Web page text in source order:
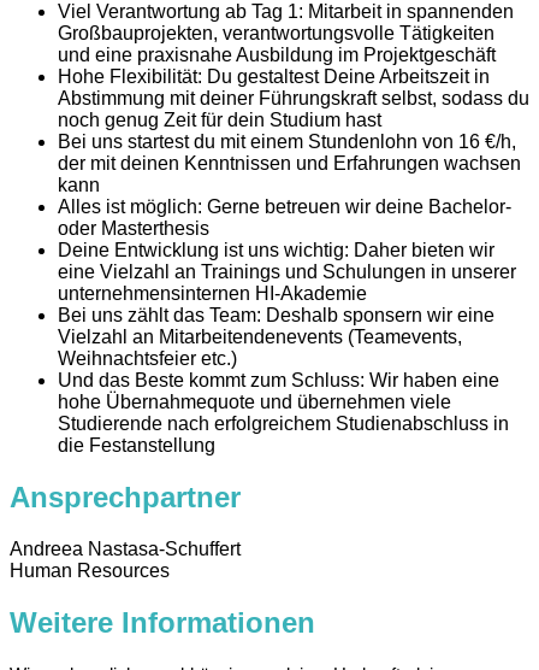
Viel Verantwortung ab Tag 1: Mitarbeit in spannenden
Großbauprojekten, verantwortungsvolle Tätigkeiten
und eine praxisnahe Ausbildung im Projektgeschäft
Hohe Flexibilität: Du gestaltest Deine Arbeitszeit in
Abstimmung mit deiner Führungskraft selbst, sodass du
noch genug Zeit für dein Studium hast
Bei uns startest du mit einem Stundenlohn von 16 €/h,
der mit deinen Kenntnissen und Erfahrungen wachsen
kann
Alles ist möglich: Gerne betreuen wir deine Bachelor-
oder Masterthesis
Deine Entwicklung ist uns wichtig: Daher bieten wir
eine Vielzahl an Trainings und Schulungen in unserer
unternehmensinternen HI-Akademie
Bei uns zählt das Team: Deshalb sponsern wir eine
Vielzahl an Mitarbeitendenevents (Teamevents,
Weihnachtsfeier etc.)
Und das Beste kommt zum Schluss: Wir haben eine
hohe Übernahmequote und übernehmen viele
Studierende nach erfolgreichem Studienabschluss in
die Festanstellung
Ansprechpartner
Andreea Nastasa-Schuffert
Human Resources
Weitere Informationen